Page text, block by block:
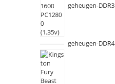
geheugen-DDR3
geheugen-DDR4